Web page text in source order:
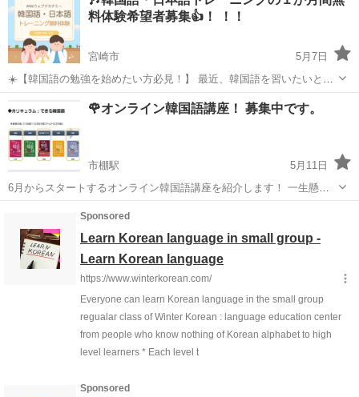
て不足していることが多...料体験希望者募集👍！ ！！
宮崎市
5月7日
☀️【韓国語の勉強を始めたい方必見！】 最近、韓国語を習いたいと思
っていませんか？ 🍓先ずは、韓国語・日本語トレーニングの無料体験
を試してはいかがでしょうか。 トレーニングの無料体験希望者を募集
しています。 ...
🌹オンライン韓国語講座！ 募集中です。
市棚駅
5月11日
6月からスタートするオンライン韓国語講座を紹介します！ 一生懸命
勉強して韓国語文法は理解したけれど、口でうまく話せないことが悩
みの方々に嬉しいニュースです。 韓国人講師により、テキストを使用
して、週1回、1時間...